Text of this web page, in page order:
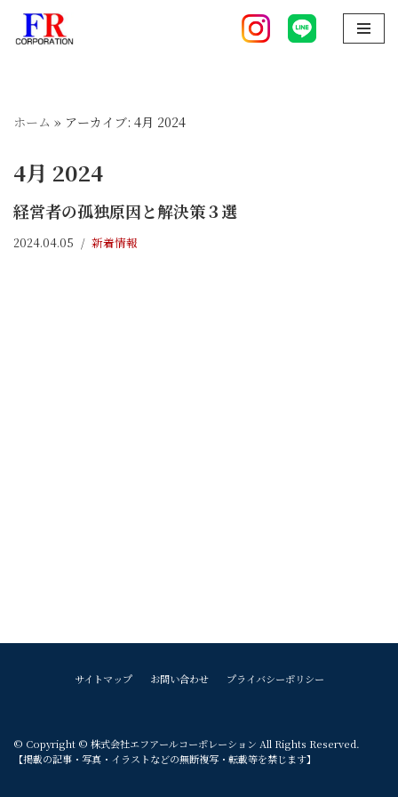
コ
ン
ス
キ
プ
ホーム » アーカイブ: 4月 2024
4月 2024
経営者の孤独原因と解決策３選
2024.04.05 新着情報
サイトマップ お問い合わせ プライバシーポリシー
© Copyright © 株式会社エフアールコーポレーション All Rights Reserved.
【掲載の記事・写真・イラストなどの無断複写・転載等を禁じます】